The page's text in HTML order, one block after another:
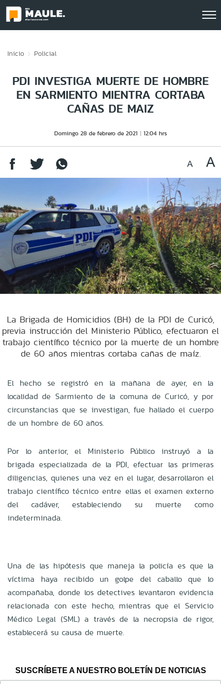
Inicio Policial
PDI INVESTIGA MUERTE DE HOMBRE
EN SARMIENTO MIENTRA CORTABA
CAÑAS DE MAIZ
Domingo 28 de febrero de 2021 12:04 hrs
La Brigada de Homicidios (BH) de la PDI de Curicó,
previa instrucción del Ministerio Público, efectuaron el
trabajo científico técnico por la muerte de un hombre
de 60 años mientras cortaba cañas de maíz.
El hecho se registró en la mañana de ayer, en la
localidad de Sarmiento de la comuna de Curicó, y por
circunstancias que se investigan, fue hallado el cuerpo
de un hombre de 60 años.
Por lo anterior, el Ministerio Público instruyó a la
brigada especializada de la PDI, efectuar las primeras
diligencias, quienes una vez en el lugar, desarrollaron el
trabajo científico técnico entre ellas el examen externo
del cadáver, estableciendo su muerte como
indeterminada.
Una de las hipótesis que maneja la policía es que la
víctima haya recibido un golpe del caballo que lo
acompañaba, donde los detectives levantaron evidencia
relacionada con este hecho, mientras que el Servicio
Médico Legal (SML) a través de la necropsia de rigor,
establecerá su causa de muerte.
SUSCRÍBETE A NUESTRO BOLETÍN DE NOTICIAS